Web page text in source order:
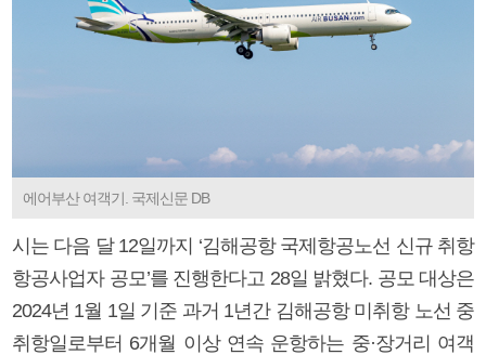
에어부산 여객기. 국제신문 DB
시는 다음 달 12일까지 ‘김해공항 국제항공노선 신규 취항
항공사업자 공모’를 진행한다고 28일 밝혔다. 공모 대상은
2024년 1월 1일 기준 과거 1년간 김해공항 미취항 노선 중
취항일로부터 6개월 이상 연속 운항하는 중·장거리 여객